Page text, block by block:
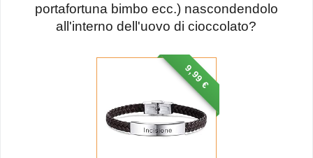
portafortuna bimbo ecc.) nascondendolo
all'interno dell'uovo di cioccolato?
9,99 €